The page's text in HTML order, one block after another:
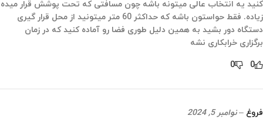
کنید یه انتخاب عالی میتونه باشه چون مسافتی که تحت پوشش قرار میده
زیاده. فقط حواستون باشه که حداکثر 60 متر میتونید از محل قرار گیری
دستگاه دور بشید به همین دلیل طوری فضا رو آماده کنید که در زمان
برگزاری خرابکاری نشه
0
0
فروغ – نوامبر 5, 2024